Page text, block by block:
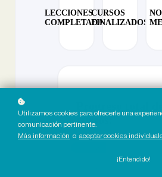
LECCIONES
COMPLETADAS
CURSOS
FINALIZADOS
cursos:
Utilizamos cookies para ofrecerle una
comunicación pertinente.
Más información o aceptar cookies
¡Entendido!